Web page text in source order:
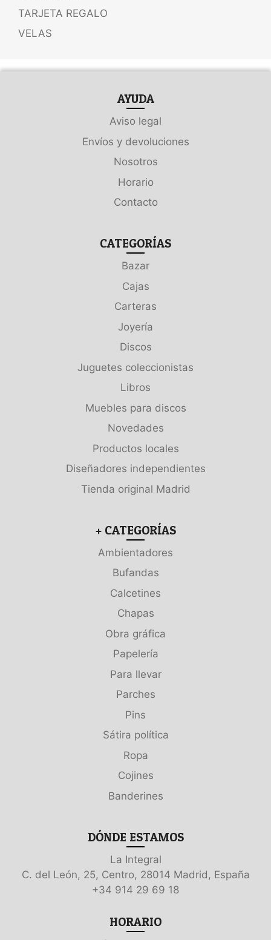
TARJETA REGALO
VELAS
AYUDA
Aviso legal
Envíos y devoluciones
Nosotros
Horario
Contacto
CATEGORÍAS
Bazar
Cajas
Carteras
Joyería
Discos
Juguetes coleccionistas
Libros
Muebles para discos
Novedades
Productos locales
Diseñadores independientes
Tienda original Madrid
+ CATEGORÍAS
Ambientadores
Bufandas
Calcetines
Chapas
Obra gráfica
Papelería
Para llevar
Parches
Pins
Sátira política
Ropa
Cojines
Banderines
DÓNDE ESTAMOS
La Integral
C. del León, 25, Centro, 28014 Madrid, España
+34 914 29 69 18
HORARIO